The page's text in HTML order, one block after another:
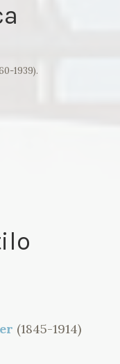
1939).
(1845-1914)